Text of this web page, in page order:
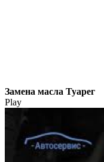
Замена масла Туарег
Play